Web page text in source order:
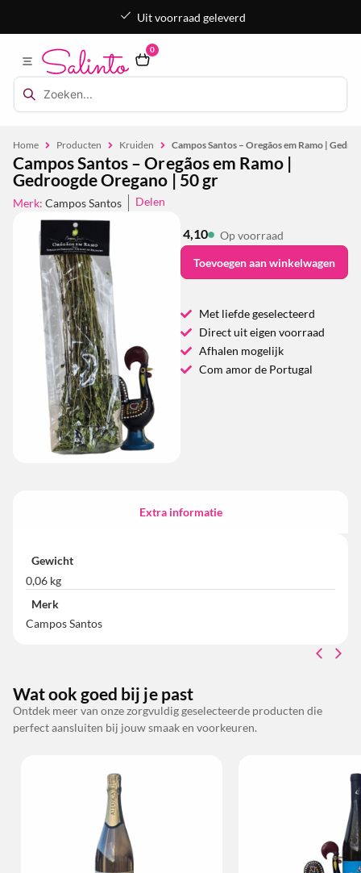
Uit voorraad geleverd
0
Home Producten Kruiden Campos Santos – Oregãos em Ramo |
Campos Santos – Oregãos em Ramo |
Gedroogde Oregano | 50 gr
Merk: Campos Santos Delen
4,10 Op voorraad
Toevoegen aan winkelwagen
Met liefde geselecteerd
Direct uit eigen voorraad
Afhalen mogelijk
Com amor de Portugal
Extra informatie
Gewicht
0,06 kg
Merk
Campos Santos
Wat ook goed bij je past
Ontdek meer van onze zorgvuldig geselecteerde producten die
perfect aansluiten bij jouw smaak en voorkeuren.